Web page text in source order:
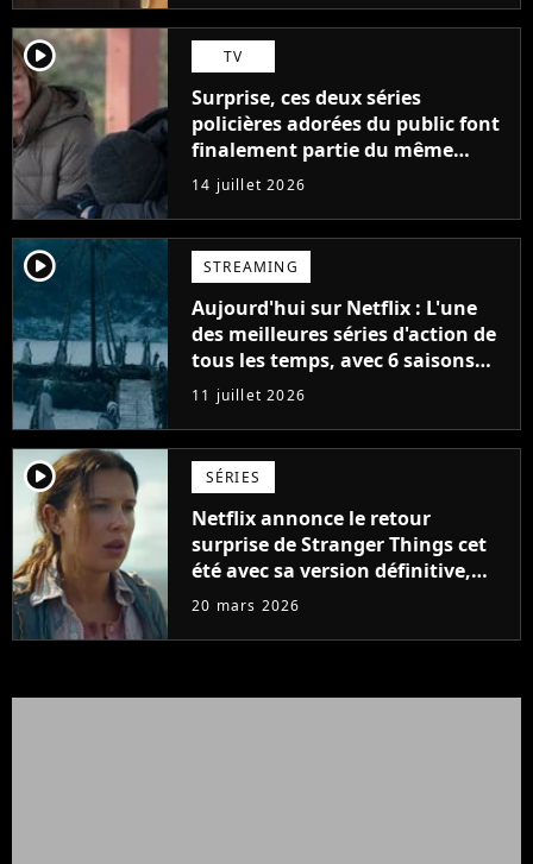
player2 TV
Surprise, ces deux séries
policières adorées du public font
finalement partie du même
univers !
14 juillet 2026
player2 STREAMING
Aujourd'hui sur Netflix : L'une
des meilleures séries d'action de
tous les temps, avec 6 saisons
parfaites
11 juillet 2026
player2 SÉRIES
Netflix annonce le retour
surprise de Stranger Things cet
été avec sa version définitive,
une décision historique
20 mars 2026